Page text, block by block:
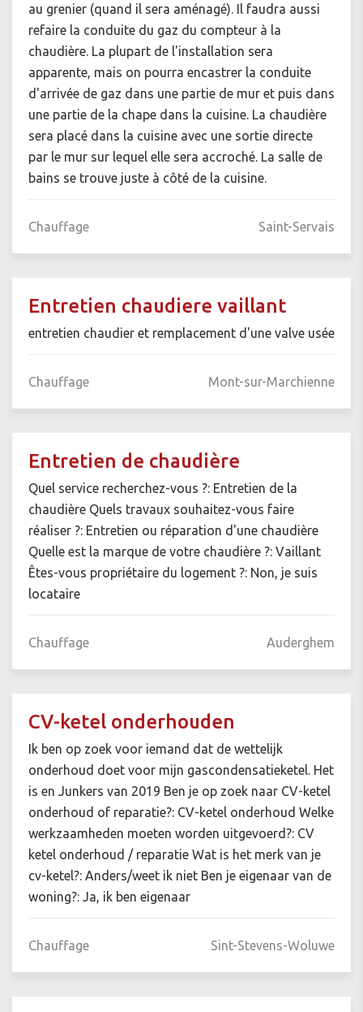
au grenier (quand il sera aménagé). Il faudra aussi
refaire la conduite du gaz du compteur à la
chaudière. La plupart de l'installation sera
apparente, mais on pourra encastrer la conduite
d'arrivée de gaz dans une partie de mur et puis dans
une partie de la chape dans la cuisine. La chaudière
sera placé dans la cuisine avec une sortie directe
par le mur sur lequel elle sera accroché. La salle de
bains se trouve juste à côté de la cuisine.
Chauffage Saint-Servais
Entretien chaudiere vaillant
entretien chaudier et remplacement d'une valve usée
Chauffage Mont-sur-Marchienne
Entretien de chaudière
Quel service recherchez-vous ?: Entretien de la
chaudière Quels travaux souhaitez-vous faire
réaliser ?: Entretien ou réparation d'une chaudière
Quelle est la marque de votre chaudière ?: Vaillant
Êtes-vous propriétaire du logement ?: Non, je suis
locataire
Chauffage Auderghem
CV-ketel onderhouden
Ik ben op zoek voor iemand dat de wettelijk
onderhoud doet voor mijn gascondensatieketel. Het
is en Junkers van 2019 Ben je op zoek naar CV-ketel
onderhoud of reparatie?: CV-ketel onderhoud Welke
werkzaamheden moeten worden uitgevoerd?: CV
ketel onderhoud / reparatie Wat is het merk van je
cv-ketel?: Anders/weet ik niet Ben je eigenaar van de
woning?: Ja, ik ben eigenaar
Chauffage Sint-Stevens-Woluwe